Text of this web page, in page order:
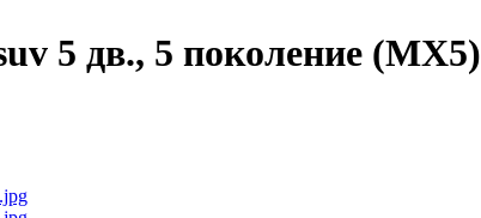
5 дв., 5 поколение